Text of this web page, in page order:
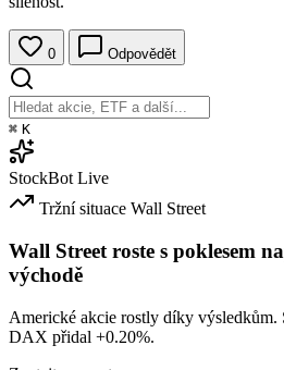
0 Odpovědět
⌘ K
StockBot Live
Tržní situace Wall Street
Wall Street roste s poklesem
východě
Americké akcie rostly díky výsledkům.
DAX přidal +0.20%.